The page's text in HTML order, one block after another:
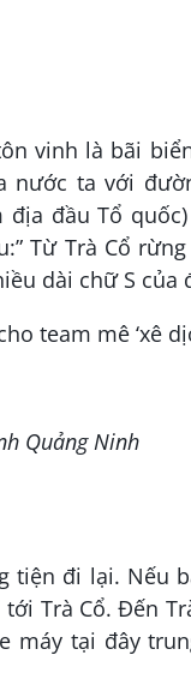
vinh là bãi
nước ta với
đầu Tổ
Từ Trà Cổ
dài chữ S của
Quảng Ninh
tiện đi lại. Nếu
Trà Cổ. Đến
máy tại đây